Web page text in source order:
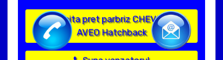
Solicita pret parbriz CHEVROLET
AVEO Hatchback